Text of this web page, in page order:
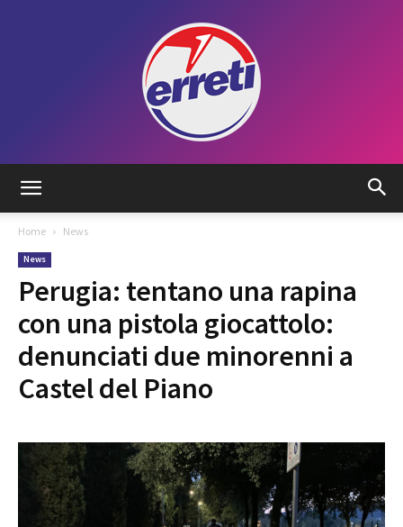
Home News
News
Perugia: tentano una rapina
con una pistola giocattolo:
denunciati due minorenni a
Castel del Piano